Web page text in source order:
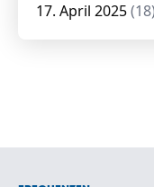
17. April 2025(18)